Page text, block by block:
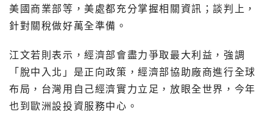
美國商業部等，美處都充分掌握相關資訊；談判上，
針對關稅做好萬全準備。
江文若則表示，經濟部會盡力爭取最大利益，強調
「脫中入北」是正向政策，經濟部協助廠商進行全球
布局，台灣用自己經濟實力立足，放眼全世界，今年
也到歐洲設投資服務中心。